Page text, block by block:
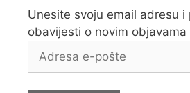
Unesite svoju email adresu i
obavijesti o novim
e-